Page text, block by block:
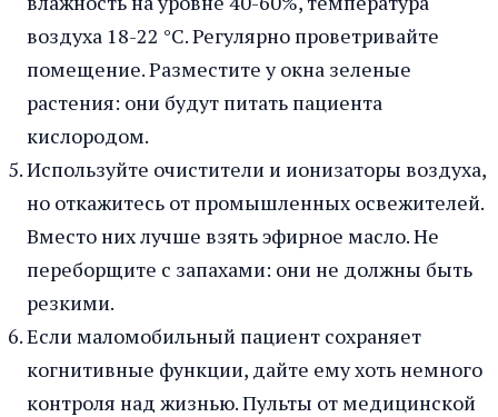
воздуха 18-22 °C. Регулярно проветривайте
помещение. Разместите у окна зеленые
растения: они будут питать пациента
кислородом.
Используйте очистители и ионизаторы воздуха,
но откажитесь от промышленных освежителей.
Вместо них лучше взять эфирное масло. Не
переборщите с запахами: они не должны быть
резкими.
Если маломобильный пациент сохраняет
когнитивные функции, дайте ему хоть немного
контроля над жизнью. Пульты от медицинской